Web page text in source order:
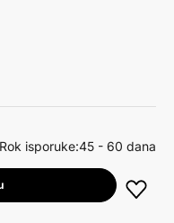
Rok isporuke:45 - 60 dana